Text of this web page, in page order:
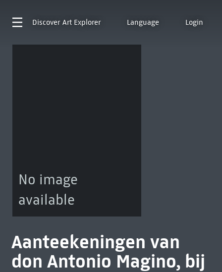
Discover Art Explorer Language Login
No image
available
Aanteekeningen van
don Antonio Magino, bij